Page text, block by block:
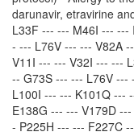
darunavir, etravirine
L33F --- --- M46I ---
- --- L76V --- --- V82A
V11I --- --- V32I --- ---
-- G73S --- --- L76V ---
L100I --- --- K101Q ---
E138G --- --- V179D
- P225H --- --- F227C